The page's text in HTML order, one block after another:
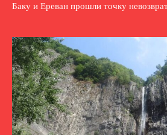
Баку и Ереван прошли точку